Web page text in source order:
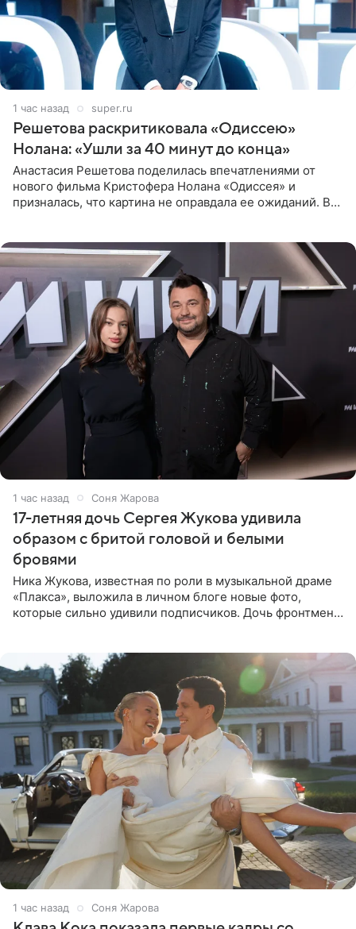
1 час назад super.ru
Решетова раскритиковала «Одиссею»
Нолана: «Ушли за 40 минут до конца»
Анастасия Решетова поделилась впечатлениями от
нового фильма Кристофера Нолана «Одиссея» и
призналась, что картина не оправдала ее ожиданий. В
1 час назад Соня Жарова
17-летняя дочь Сергея Жукова удивила
образом с бритой головой и белыми
бровями
Ника Жукова, известная по роли в музыкальной драме
«Плакса», выложила в личном блоге новые фото,
которые сильно удивили подписчиков. Дочь фронтмена
1 час назад Соня Жарова